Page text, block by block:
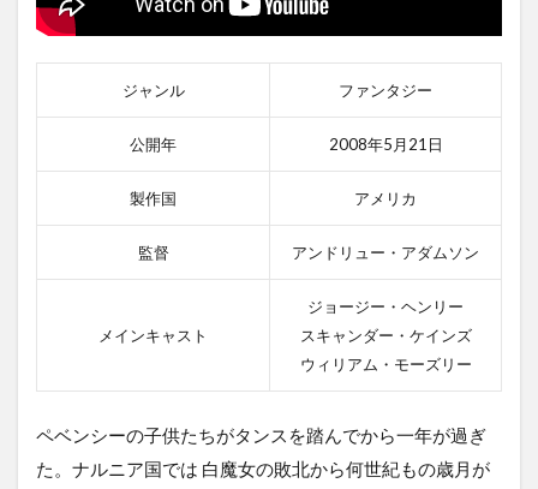
ジャンル ファンタジー
公開年 2008年5月21日
製作国 アメリカ
監督 アンドリュー・アダムソン
メインキャスト
ジョージー・ヘンリー
スキャンダー・ケインズ
ウィリアム・モーズリー
ペベンシーの子供たちがタンスを踏んでから一年が過ぎ
た。ナルニア国では 白魔女の敗北から何世紀もの歳月が